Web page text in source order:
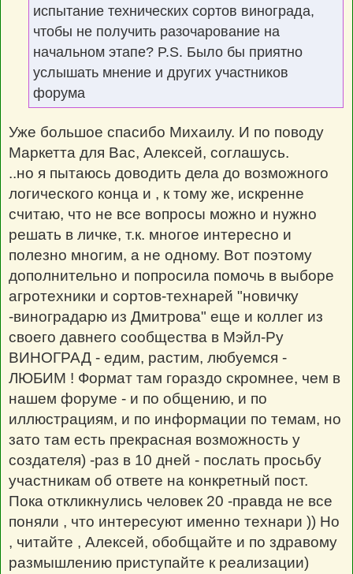
испытание технических сортов винограда,
чтобы не получить разочарование на
начальном этапе? P.S. Было бы приятно
услышать мнение и других участников
форума
Уже большое спасибо Михаилу. И по поводу
Маркетта для Вас, Алексей, соглашусь.
..но я пытаюсь доводить дела до возможного
логического конца и , к тому же, искренне
считаю, что не все вопросы можно и нужно
решать в личке, т.к. многое интересно и
полезно многим, а не одному. Вот поэтому
дополнительно и попросила помочь в выборе
агротехники и сортов-технарей "новичку
-виноградарю из Дмитрова" еще и коллег из
своего давнего сообщества в Мэйл-Ру
ВИНОГРАД - едим, растим, любуемся -
ЛЮБИМ ! Формат там гораздо скромнее, чем в
нашем форуме - и по общению, и по
иллюстрациям, и по информации по темам, но
зато там есть прекрасная возможность у
создателя) -раз в 10 дней - послать просьбу
участникам об ответе на конкретный пост.
Пока откликнулись человек 20 -правда не все
поняли , что интересуют именно технари )) Но
, читайте , Алексей, обобщайте и по здравому
размышлению приступайте к реализации)